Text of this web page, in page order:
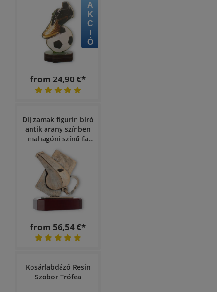
AKCIÓ
from 24,90 €*
Díj zamak figurin bíró
antik arany színben
mahagóni színű fa
talapzaton
from 56,54 €*
Kosárlabdázó Resin
Szobor Trófea